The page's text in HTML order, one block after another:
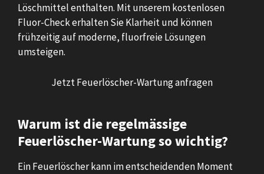
Löschmittel enthalten. Mit unserem kostenlosen
Fluor-Check erhalten Sie Klarheit und können
frühzeitig auf moderne, fluorfreie Lösungen
umsteigen.
Jetzt Feuerlöscher-Wartung anfragen
Warum ist die regelmässige
Feuerlöscher-Wartung so wichtig?
Ein Feuerlöscher kann im entscheidenden Moment